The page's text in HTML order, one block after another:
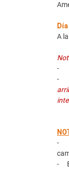
A
-
-
-